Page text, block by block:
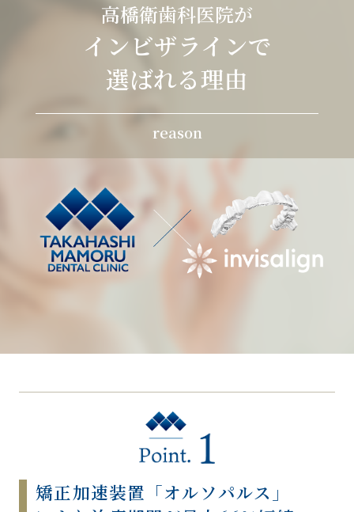
高橋衛歯科医院が
インビザラインで
選ばれる理由
矯正加速装置「オルソパルス」